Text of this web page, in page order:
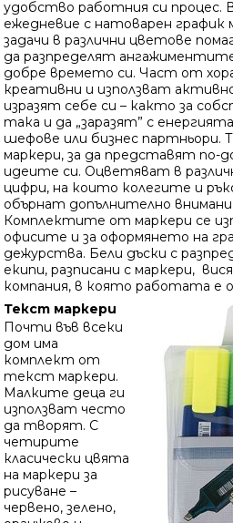
Бял
Жълт
Зелен
Златист
Комплект 4 цвята
Комплект 8 цвята
Оранжев
Розов
Син
Сребрист
Червен
Черен
Количество
Наличен
Няма наличност
удобство работния си процес.
ежедневие с натоварен график
задачи в различни цветове
да разпределят
добре времето си. Част от
креативни и използват
изразят себе си – както за
така и да „заразят” с
шефове или бизнес партньори.
маркери, за да представят по-
идеите си. Оцветяват в
цифри, на които колегите и
обърнат допълнително
Комплектите от маркери се
офисите и за оформянето на
дежурства. Бели дъски с
екипи, разписани с маркери,
компания, в която работата е
Текст маркери
Почти във всеки
дом има
комплект от
текст маркери.
Малките деца ги
използват често
да творят. С
четирите
класически цвята
на маркери за
рисуване –
червено, зелено,